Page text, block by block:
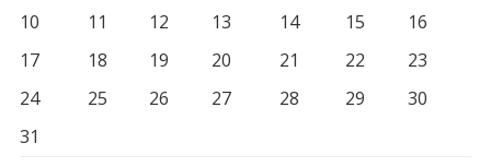
10
11 12 13 14 15
16
17
18 19 20 21 22
23
24
25 26 27 28 29
30
31